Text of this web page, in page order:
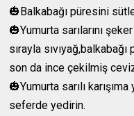
🎃Balkabağı püresini sütle
🎃Yumurta sarılarını
sırayla
son da ince çekilmiş
🎃Yumurta sarılı
seferde yedirin.